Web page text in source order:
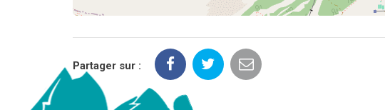
Partager sur :